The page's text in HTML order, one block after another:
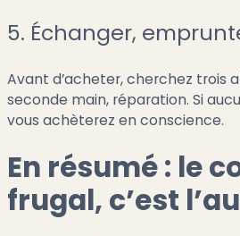
5. Échanger,
Avant d’acheter, cherchez trois
seconde main, réparation. Si
vous achèterez en conscience.
En résumé : le
frugal, c’est